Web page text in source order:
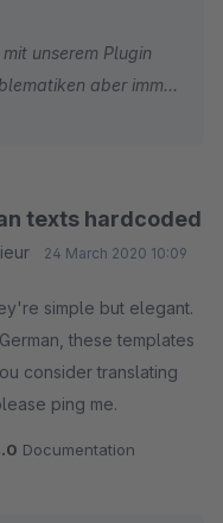
unserem Plugin
aber immer
können.
texts hardcoded
24 March 2020 10:09
simple but elegant.
these templates
consider translating
ping me.
Documentation